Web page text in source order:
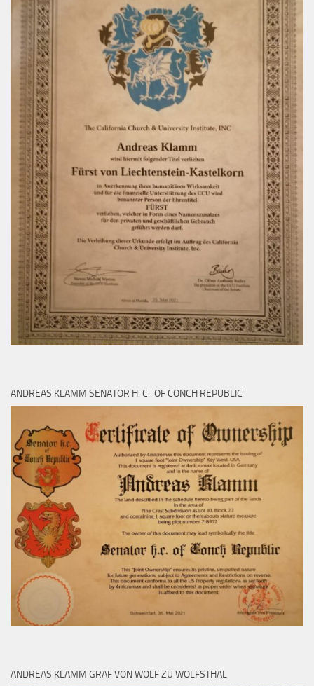
ANDREAS KLAMM SENATOR H. C.. OF CONCH REPUBLIC
ANDREAS KLAMM GRAF VON WOLF ZU WOLFSTHAL